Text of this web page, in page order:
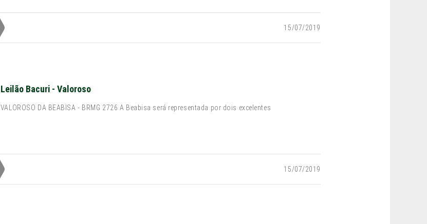
15/07/2019
Leilão Bacuri - Valoroso
VALOROSO DA BEABISA - BRMG 2726 A Beabisa será representada por dois excelentes
15/07/2019